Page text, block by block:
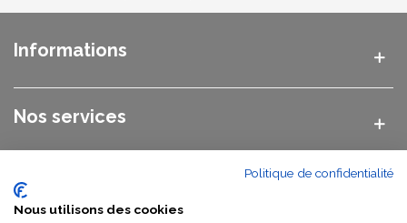
les vasque sur pied galet nous vous invitons à découvrir nos
vasques
Informations
Nos services
Nos catégories Politique de confidentialité
Nous utilisons des cookies